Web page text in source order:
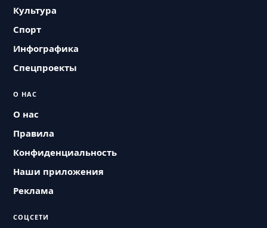
Культура
Спорт
Инфографика
Спецпроекты
О НАС
О нас
Правила
Конфиденциальность
Наши приложения
Реклама
СОЦСЕТИ